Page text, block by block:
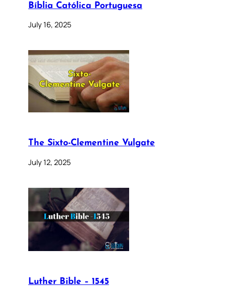
Bíblia Católica Portuguesa
July 16, 2025
The Sixto-Clementine Vulgate
July 12, 2025
Luther Bible – 1545